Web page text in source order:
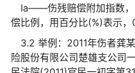
Ia——伤残赔偿附加指数，
偿比例，用百分比(%)表示
3.2 举例：2011年伤者龚
险股份有限公司楚雄支公司